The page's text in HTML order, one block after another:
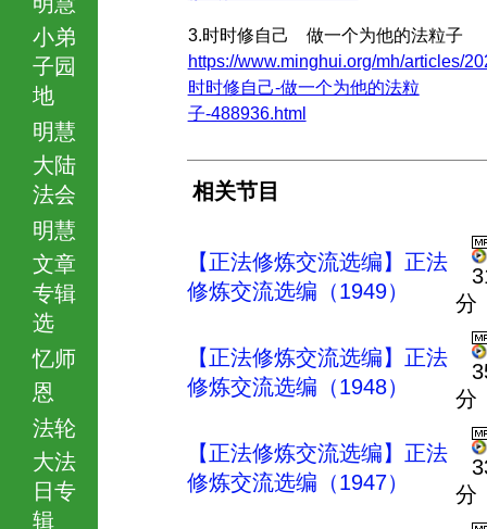
小弟
子园
地
明慧
大陆
法会
明慧
文章
专辑
选
忆师
恩
法轮
大法
日专
辑
3.时时修自己 做一个为他的法粒子
https://www.minghui.org/mh/articles/
时时修自己-做一个为他的法粒
子-488936.html
相关节目
【正法修炼交流选编】正法
修炼交流选编（1949）
分
【正法修炼交流选编】正法
修炼交流选编（1948）
分
【正法修炼交流选编】正法
修炼交流选编（1947）
分